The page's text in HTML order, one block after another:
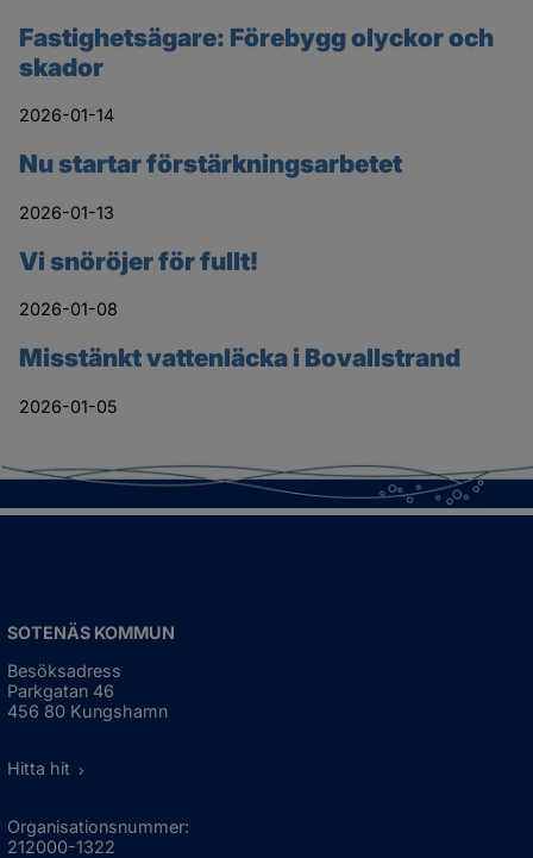
Fastighetsägare: Förebygg olyckor och
skador
2026-01-14
Nu startar förstärkningsarbetet
2026-01-13
Vi snöröjer för fullt!
2026-01-08
Misstänkt vattenläcka i Bovallstrand
2026-01-05
SOTENÄS KOMMUN
Besöksadress
Parkgatan 46
456 80 Kungshamn
Hitta hit
Organisationsnummer:
212000-1322